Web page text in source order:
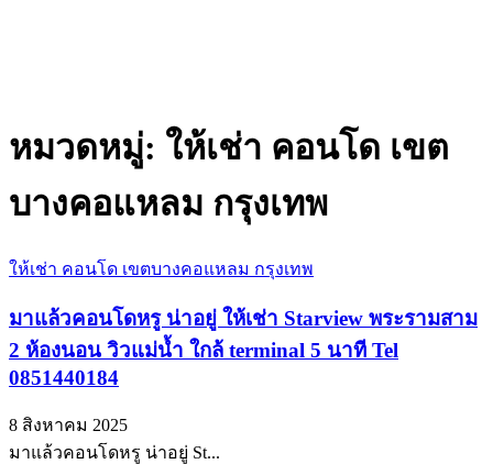
หมวดหมู่: ให้เช่า คอนโด เขต
บางคอแหลม กรุงเทพ
ให้เช่า คอนโด เขตบางคอแหลม กรุงเทพ
มาแล้วคอนโดหรู น่าอยู่ ให้เช่า Starview พระรามสาม
2 ห้องนอน วิวแม่น้ำ ใกล้ terminal 5 นาที Tel
0851440184
8 สิงหาคม 2025
มาแล้วคอนโดหรู น่าอยู่ St...